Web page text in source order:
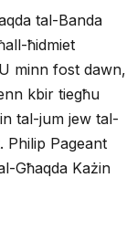
tal-Banda
ħidmiet
minn fost dawn,
kbir tiegħu
tal-jum jew tal-
Philip Pageant
Għaqda Każin